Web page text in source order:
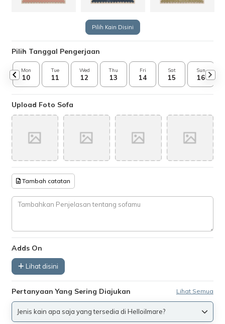
Pilih Kain Disini
Pilih Tanggal Pengerjaan
Mon
10
Tue
11
Wed
12
Thu
13
Fri
14
Sat
15
Sun
16
Upload Foto Sofa
Tambah catatan
Adds On
Lihat disini
Pertanyaan Yang Sering Diajukan Lihat Semua
Jenis kain apa saja yang tersedia di Helloilmare?